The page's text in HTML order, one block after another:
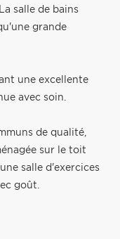
salle de bains
grande
une excellente
avec soin.
de qualité,
sur le toit
salle d'exercices
goût.